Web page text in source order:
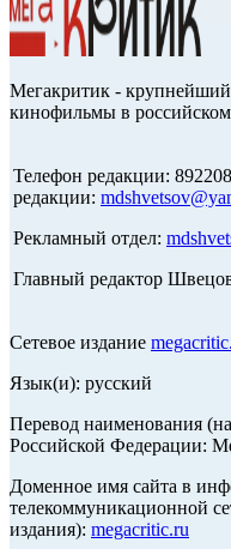
Мегакритик - крупнейший
кинофильмы в российском
Телефон редакции:
редакции:
Рекламный отдел:
Главный редактор
Сетевое издание
Язык(и): русский
Перевод наименования
Российской Федерации:
Доменное имя сайта в
телекоммуникационной
издания): megacritic.ru